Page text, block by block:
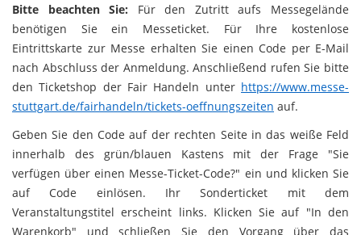
Bitte beachten Sie: Für den Zutritt aufs Messegelände
benötigen Sie ein Messeticket. Für Ihre kostenlose
Eintrittskarte zur Messe erhalten Sie einen Code per E-Mail
nach Abschluss der Anmeldung. Anschließend rufen Sie bitte
den Ticketshop der Fair Handeln unter https://www.messe-
stuttgart.de/fairhandeln/tickets-oeffnungszeiten auf.
Geben Sie den Code auf der rechten Seite in das weiße Feld
innerhalb des grün/blauen Kastens mit der Frage "Sie
verfügen über einen Messe-Ticket-Code?" ein und klicken Sie
auf Code einlösen. Ihr Sonderticket mit dem
Veranstaltungstitel erscheint links. Klicken Sie auf "In den
Warenkorb" und schließen Sie den Vorgang über das